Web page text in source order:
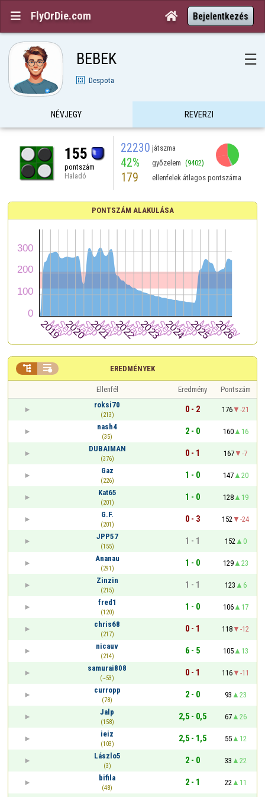
 FlyOrDie.com  Bejelentkezés
BEBEK ☰
Despota
NÉVJEGY REVERZI
155
pontszám
Haladó
22230 játszma
42% győzelem (9402)
179 ellenfelek átlagos pontszáma
PONTSZÁM ALAKULÁSA
EREDMÉNYEK
 
Ellenfél Eredmény
Pontszám
roksi70
(213)
0 - 2 176
-21
nash4
(35)
2 - 0 160
16
DUBAIMAN
(376)
0 - 1 167
-7
Gaz
(226)
1 - 0 147
20
Kat65
(201)
1 - 0 128
19
G.F.
(201)
0 - 3 152
-24
JPP57
(155)
1 - 1 152
0
Ananau
(291)
1 - 0 129
23
Zinzin
(215)
1 - 1 123
6
fred1
(120)
1 - 0 106
17
chris68
(217)
0 - 1 118
-12
nicauv
(214)
6 - 5 105
13
samurai808
(~53)
0 - 1 116
-11
curropp
(78)
2 - 0 93
23
Jalp
(158)
2,5 - 0,5 67
26
ieiz
(103)
2,5 - 1,5 55
12
Lászlo5
(3)
2 - 0 33
22
bifila
(48)
2 - 1 22
11